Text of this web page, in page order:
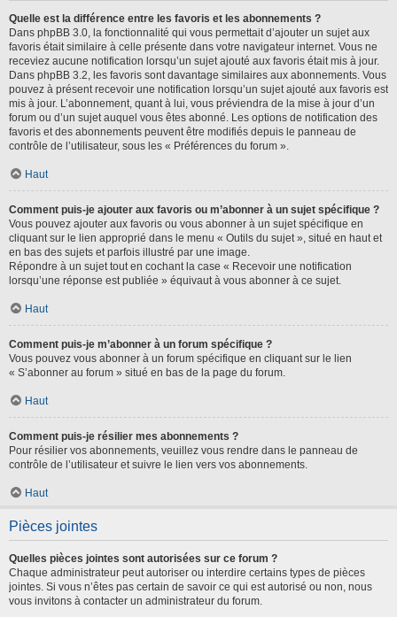
Quelle est la différence entre les favoris et les abonnements ?
Dans phpBB 3.0, la fonctionnalité qui vous permettait d’ajouter un sujet aux
favoris était similaire à celle présente dans votre navigateur internet. Vous ne
receviez aucune notification lorsqu’un sujet ajouté aux favoris était mis à jour.
Dans phpBB 3.2, les favoris sont davantage similaires aux abonnements. Vous
pouvez à présent recevoir une notification lorsqu’un sujet ajouté aux favoris est
mis à jour. L’abonnement, quant à lui, vous préviendra de la mise à jour d’un
forum ou d’un sujet auquel vous êtes abonné. Les options de notification des
favoris et des abonnements peuvent être modifiés depuis le panneau de
contrôle de l’utilisateur, sous les « Préférences du forum ».
Haut
Comment puis-je ajouter aux favoris ou m’abonner à un sujet spécifique ?
Vous pouvez ajouter aux favoris ou vous abonner à un sujet spécifique en
cliquant sur le lien approprié dans le menu « Outils du sujet », situé en haut et
en bas des sujets et parfois illustré par une image.
Répondre à un sujet tout en cochant la case « Recevoir une notification
lorsqu’une réponse est publiée » équivaut à vous abonner à ce sujet.
Haut
Comment puis-je m’abonner à un forum spécifique ?
Vous pouvez vous abonner à un forum spécifique en cliquant sur le lien
« S’abonner au forum » situé en bas de la page du forum.
Haut
Comment puis-je résilier mes abonnements ?
Pour résilier vos abonnements, veuillez vous rendre dans le panneau de
contrôle de l’utilisateur et suivre le lien vers vos abonnements.
Haut
Pièces jointes
Quelles pièces jointes sont autorisées sur ce forum ?
Chaque administrateur peut autoriser ou interdire certains types de pièces
jointes. Si vous n’êtes pas certain de savoir ce qui est autorisé ou non, nous
vous invitons à contacter un administrateur du forum.